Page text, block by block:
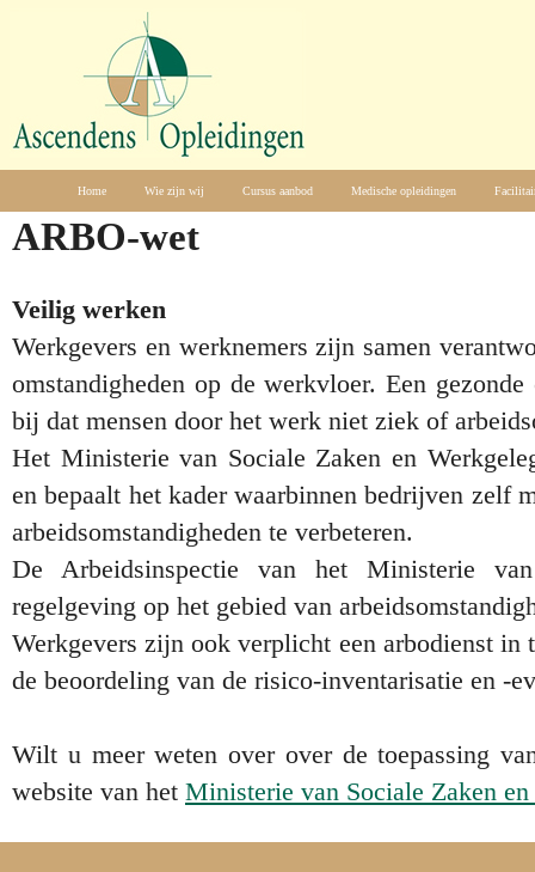
Home Wie zijn wij Cursus aanbod Medische opleidingen
ARBO-wet
Veilig werken
Werkgevers en werknemers zijn samen
omstandigheden op de werkvloer. Een
bij dat mensen door het werk niet ziek of
Het Ministerie van Sociale Zaken en
en bepaalt het kader waarbinnen bedrijven zelf
arbeidsomstandigheden te verbeteren.
De Arbeidsinspectie van het Ministerie
regelgeving op het gebied van
Werkgevers zijn ook verplicht een arbodienst in
de beoordeling van de risico-inventarisatie en -
Wilt u meer weten over over de toepassing
website van het Ministerie van Sociale Zaken